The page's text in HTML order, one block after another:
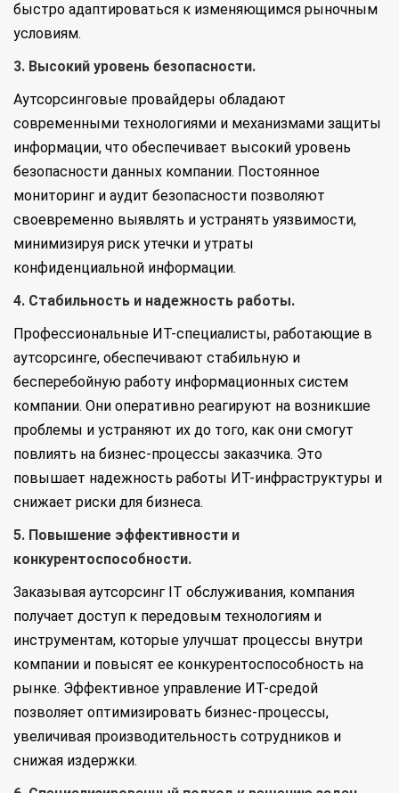
быстро адаптироваться к изменяющимся рыночным
условиям.
3. Высокий уровень безопасности.
Аутсорсинговые провайдеры обладают
современными технологиями и механизмами защиты
информации, что обеспечивает высокий уровень
безопасности данных компании. Постоянное
мониторинг и аудит безопасности позволяют
своевременно выявлять и устранять уязвимости,
минимизируя риск утечки и утраты
конфиденциальной информации.
4. Стабильность и надежность работы.
Профессиональные ИТ-специалисты, работающие в
аутсорсинге, обеспечивают стабильную и
бесперебойную работу информационных систем
компании. Они оперативно реагируют на возникшие
проблемы и устраняют их до того, как они смогут
повлиять на бизнес-процессы заказчика. Это
повышает надежность работы ИТ-инфраструктуры и
снижает риски для бизнеса.
5. Повышение эффективности и
конкурентоспособности.
Заказывая аутсорсинг IT обслуживания, компания
получает доступ к передовым технологиям и
инструментам, которые улучшат процессы внутри
компании и повысят ее конкурентоспособность на
рынке. Эффективное управление ИТ-средой
позволяет оптимизировать бизнес-процессы,
увеличивая производительность сотрудников и
снижая издержки.